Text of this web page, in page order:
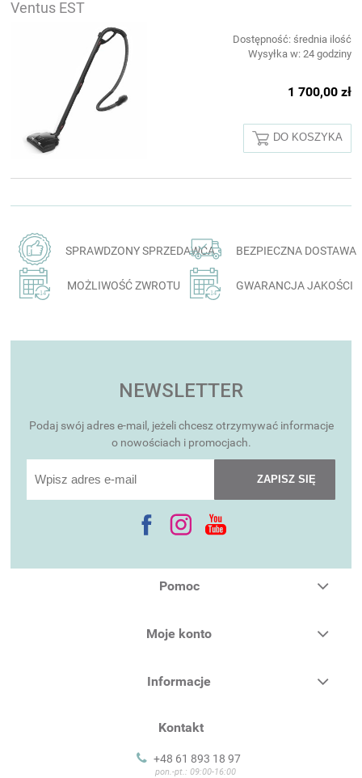
Ventus EST
Dostępność: średnia ilość
Wysyłka w: 24 godziny
1 700,00 zł
DO KOSZYKA
SPRAWDZONY SPRZEDAWCA BEZPIECZNA DOSTAWA
MOŻLIWOŚĆ ZWROTU GWARANCJA JAKOŚCI
NEWSLETTER
Podaj swój adres e-mail, jeżeli chcesz otrzymywać informacje
o nowościach i promocjach.
ZAPISZ SIĘ
Pomoc
Moje konto
Informacje
Kontakt
+48 61 893 18 97
pon.-pt.: 09:00-16:00